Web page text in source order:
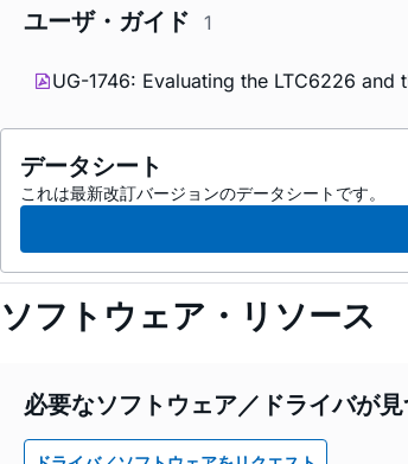
ユーザ・ガイド 1
UG-1746: Evaluating the LTC6226
データシート
これは最新改訂バージョンのデータシートです。
ソフトウェア・リソース
必要なソフトウェア／ドライバが